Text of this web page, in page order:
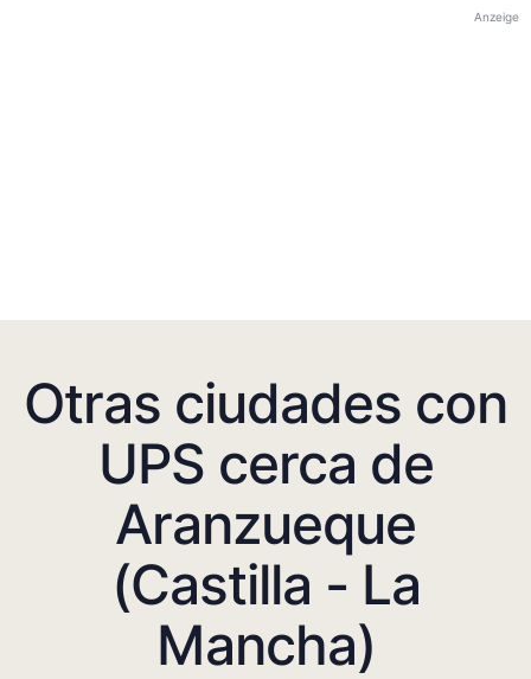
Anzeige
Otras ciudades con
UPS cerca de
Aranzueque
(Castilla - La
Mancha)